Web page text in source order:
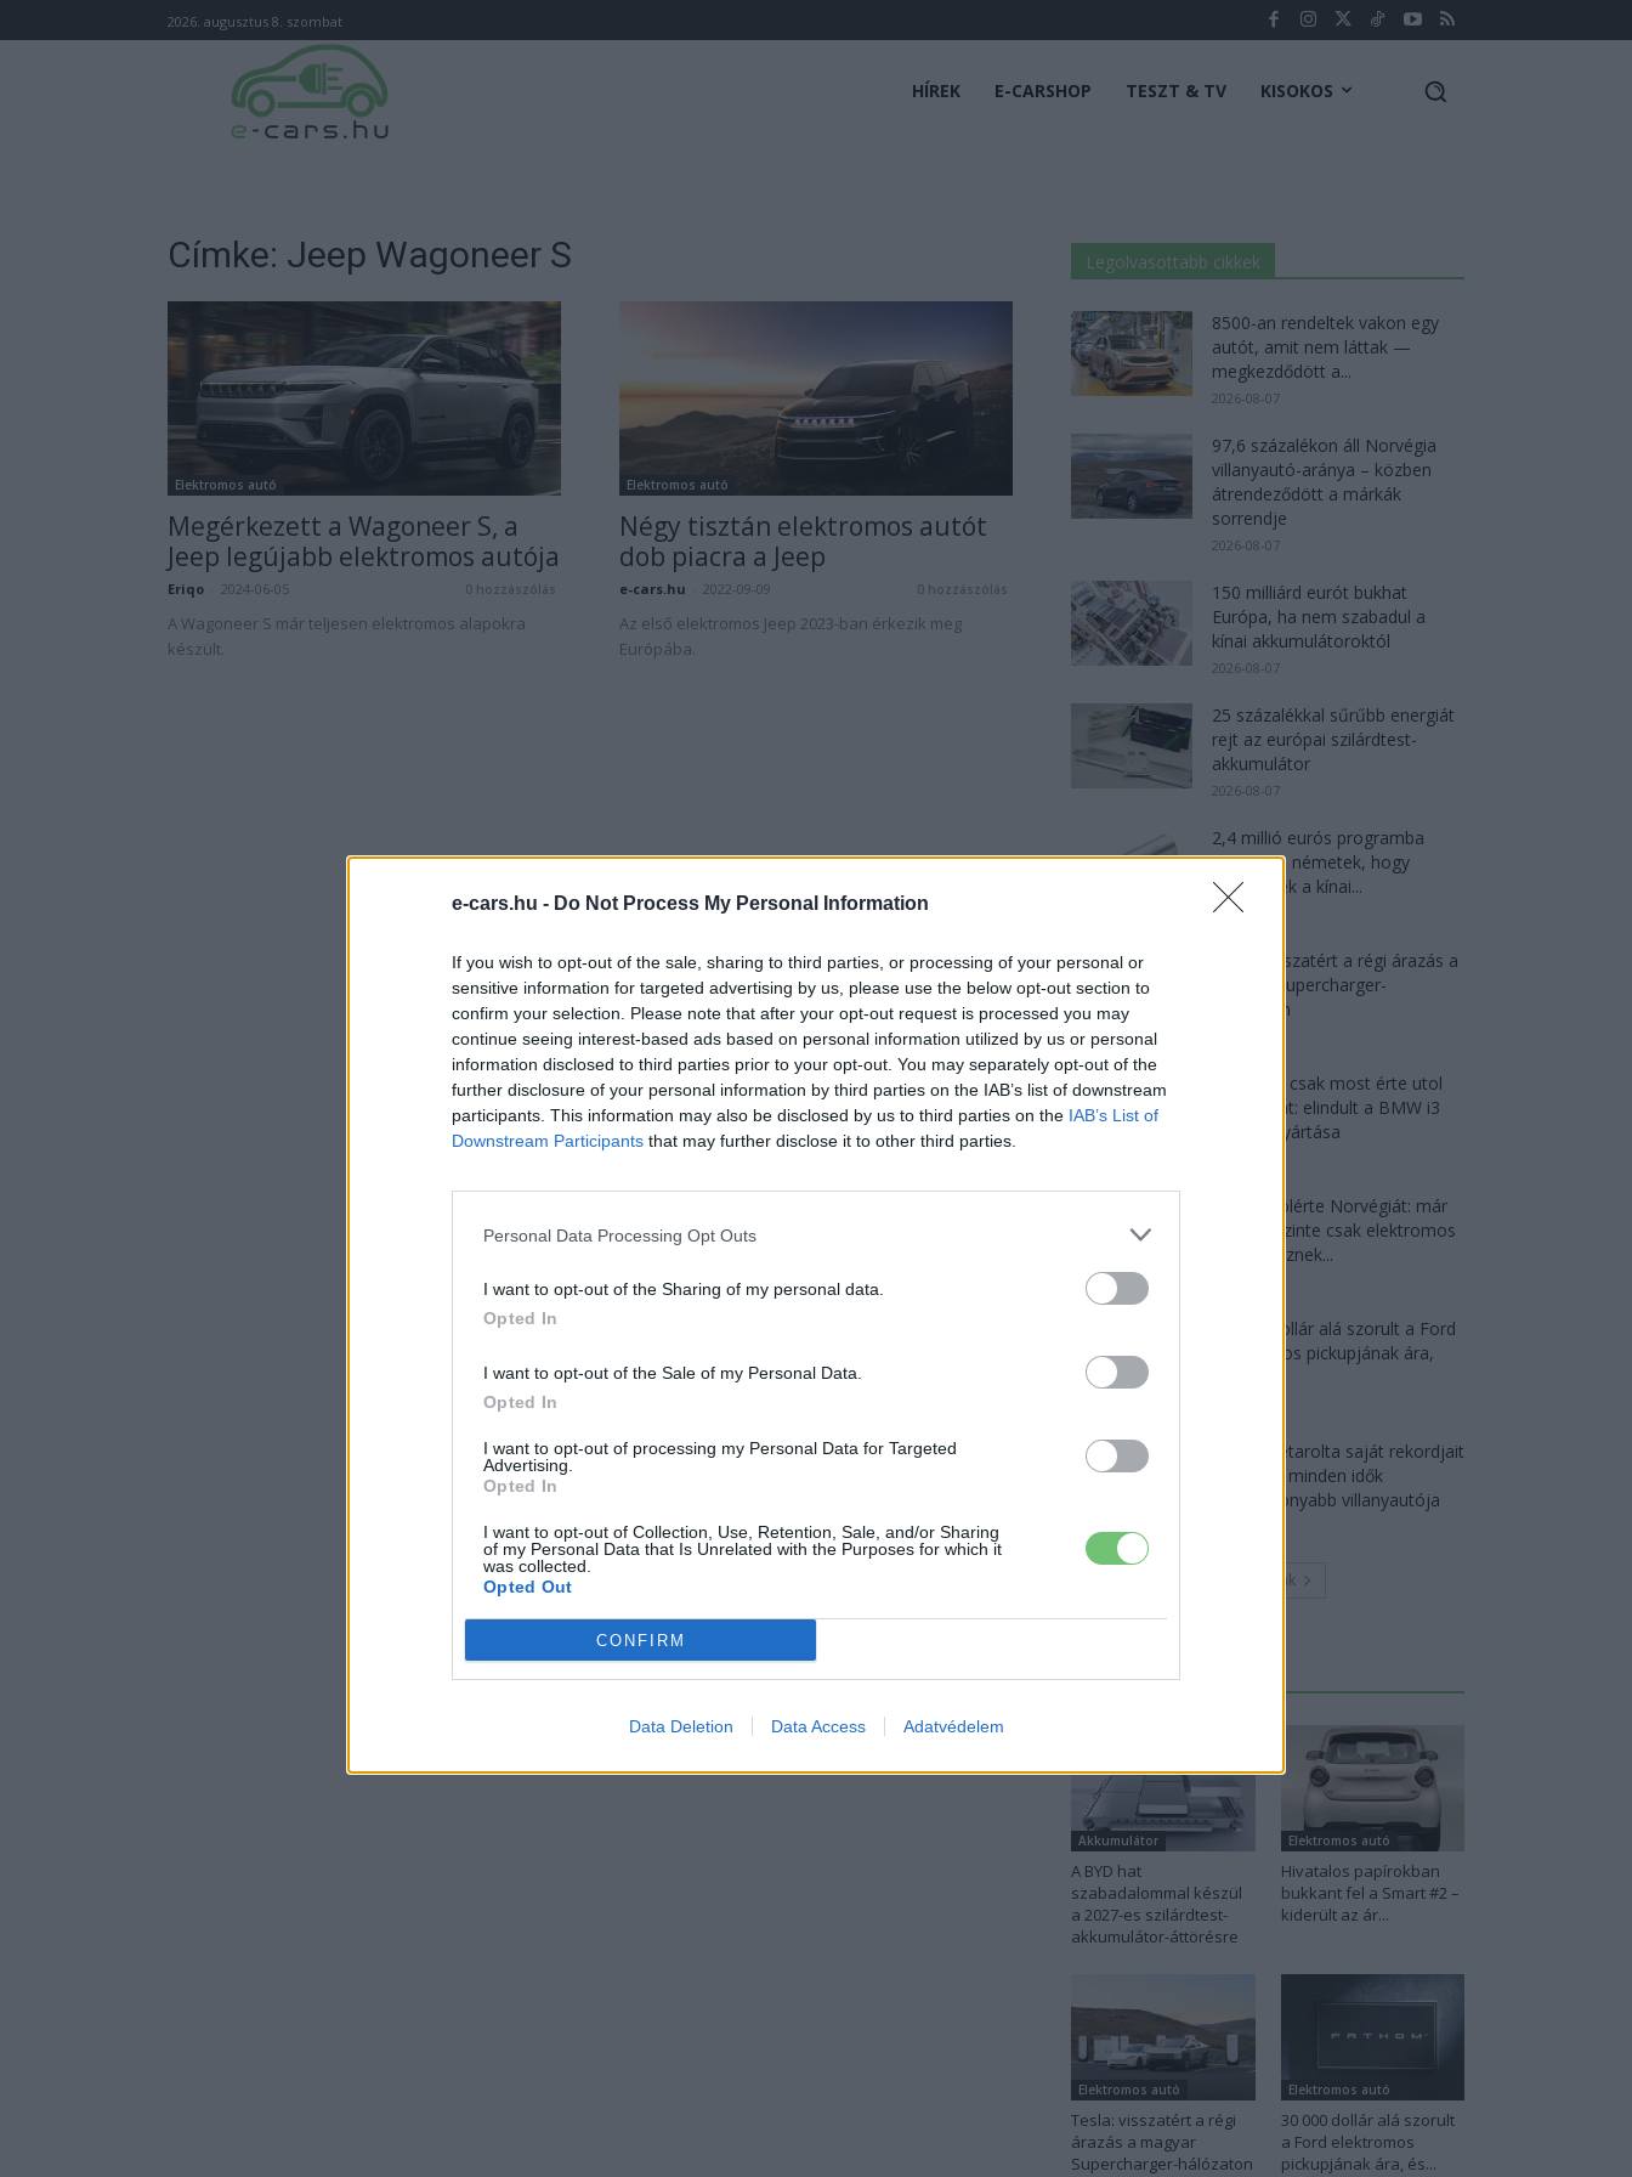
e-cars.hu - Do Not Process My Personal Information
If you wish to opt-out of the sale, sharing to third parties, or processing of your personal or
sensitive information for targeted advertising by us, please use the below opt-out section to
confirm your selection. Please note that after your opt-out request is processed you may
continue seeing interest-based ads based on personal information utilized by us or personal
information disclosed to third parties prior to your opt-out. You may separately opt-out of the
further disclosure of your personal information by third parties on the IAB’s list of downstream
participants. This information may also be disclosed by us to third parties on the IAB’s List of
Downstream Participants that may further disclose it to other third parties.
Personal Data Processing Opt Outs
I want to opt-out of the Sharing of my personal data.
Opted In
I want to opt-out of the Sale of my Personal Data.
Opted In
I want to opt-out of processing my Personal Data for Targeted
Advertising.
Opted In
I want to opt-out of Collection, Use, Retention, Sale, and/or Sharing
of my Personal Data that Is Unrelated with the Purposes for which it
was collected.
Opted Out
CONFIRM
Data Deletion Data Access Adatvédelem
2026. augusztus 8. szombat
HÍREK E-CARSHOP TESZT & TV KISOKOS
Címke: Jeep Wagoneer S
Elektromos autó
Megérkezett a Wagoneer S, a
Jeep legújabb elektromos autója
Eriqo 2024-06-05 0 hozzászólás
A Wagoneer S már teljesen elektromos alapokra
készült.
Elektromos autó
Négy tisztán elektromos autót
dob piacra a Jeep
e-cars.hu 2022-09-09 0 hozzászólás
Az első elektromos Jeep 2023-ban érkezik meg
Európába.
Legolvasottabb cikkek
8500-an rendeltek vakon egy
autót, amit nem láttak —
megkezdődött a...
2026-08-07
97,6 százalékon áll Norvégia
villanyautó-aránya – közben
átrendeződött a márkák
sorrendje
2026-08-07
150 milliárd eurót bukhat
Európa, ha nem szabadul a
kínai akkumulátoroktól
2026-08-07
25 százalékkal sűrűbb energiát
rejt az európai szilárdtest-
akkumulátor
2026-08-07
2,4 millió eurós programba
kezdtek a németek, hogy
lekörözzék a kínai...
2026-08-07
Tesla: visszatért a régi árazás a
magyar Supercharger-
hálózaton
München csak most érte utol
Debrecent: elindult a BMW i3
sorozatgyártása
Dánia utolérte Norvégiát: már
náluk is szinte csak elektromos
autót vesznek...
30 000 dollár alá szorult a Ford
elektromos pickupjának ára,
Az Audi letarolta saját rekordjait
— készül minden idők
leghatékonyabb villanyautója
Továbbiak
Legutolsó cikkek
Akkumulátor
A BYD hat
szabadalommal készül
a 2027-es szilárdtest-
akkumulátor-áttörésre
Elektromos autó
Hivatalos papírokban
bukkant fel a Smart #2 –
kiderült az ár...
Elektromos autó
Tesla: visszatért a régi
árazás a magyar
Supercharger-hálózaton
Elektromos autó
30 000 dollár alá szorult
a Ford elektromos
pickupjának ára, és...